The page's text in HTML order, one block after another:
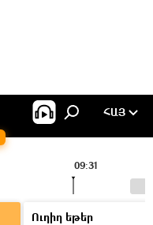
ՀԱՅ
09:31
Ուղիղ եթեր